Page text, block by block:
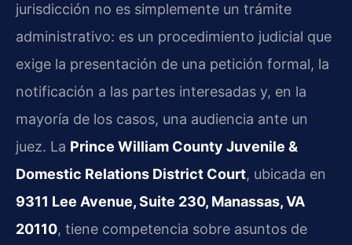
jurisdicción no es simplemente un trámite
administrativo: es un procedimiento judicial que
exige la presentación de una petición formal, la
notificación a las partes interesadas y, en la
mayoría de los casos, una audiencia ante un
juez. La Prince William County Juvenile &
Domestic Relations District Court, ubicada en
9311 Lee Avenue, Suite 230, Manassas, VA
20110, tiene competencia sobre asuntos de